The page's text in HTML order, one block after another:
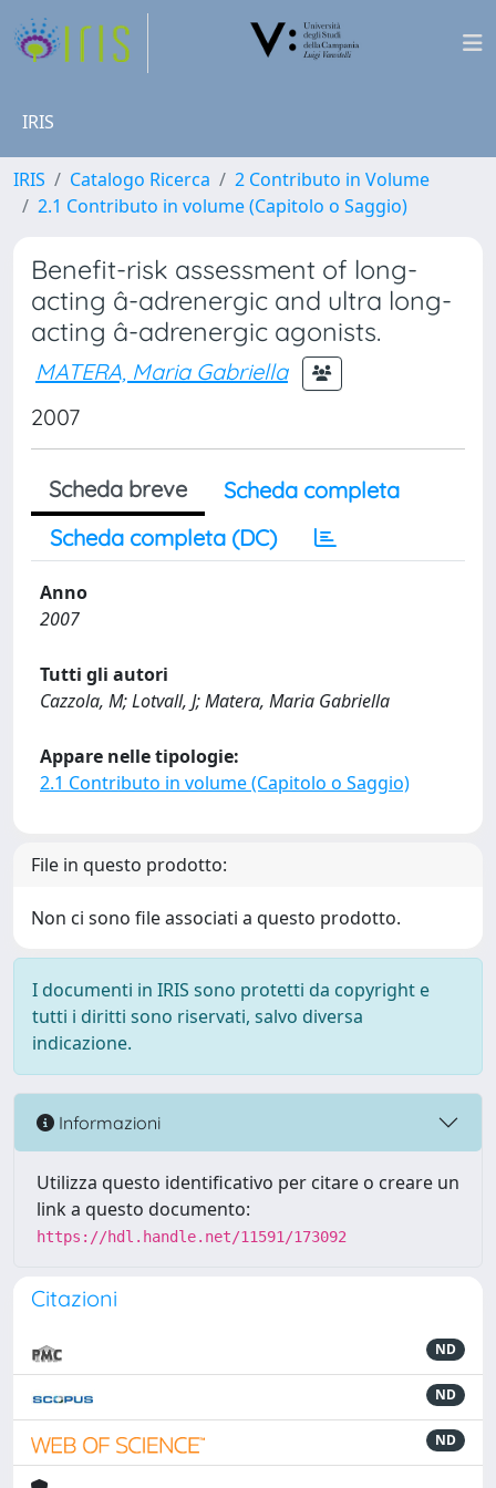
IRIS
IRIS Catalogo Ricerca
2 Contributo in Volume
2.1 Contributo in volume (Capitolo o Saggio)
Benefit-risk assessment of long-
acting â-adrenergic and ultra long-
acting â-adrenergic agonists.
MATERA, Maria Gabriella
2007
Scheda breve
Scheda completa
Scheda completa (DC)
Anno
2007
Tutti gli autori
Cazzola, M; Lotvall, J; Matera, Maria Gabriella
Appare nelle tipologie:
2.1 Contributo in volume (Capitolo o Saggio)
File in questo prodotto:
Non ci sono file associati a questo prodotto.
I documenti in IRIS sono protetti da copyright e
tutti i diritti sono riservati, salvo diversa
indicazione.
Informazioni
Utilizza questo identificativo per citare o creare un
link a questo documento:
https://hdl.handle.net/11591/173092
Citazioni
ND
ND
ND